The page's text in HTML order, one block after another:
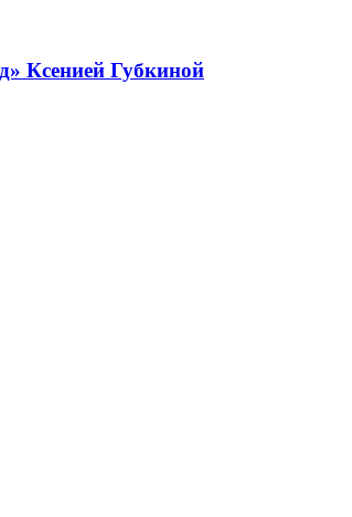
Ксенией Губкиной